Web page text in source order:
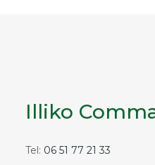
Illiko
Tel: 06 51 77 21 33